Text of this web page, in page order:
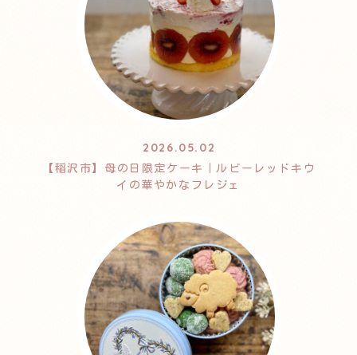
2026.05.02
【稲沢市】母の日限定ケーキ｜ルビーレッドキウ
イの華やかなフレジェ